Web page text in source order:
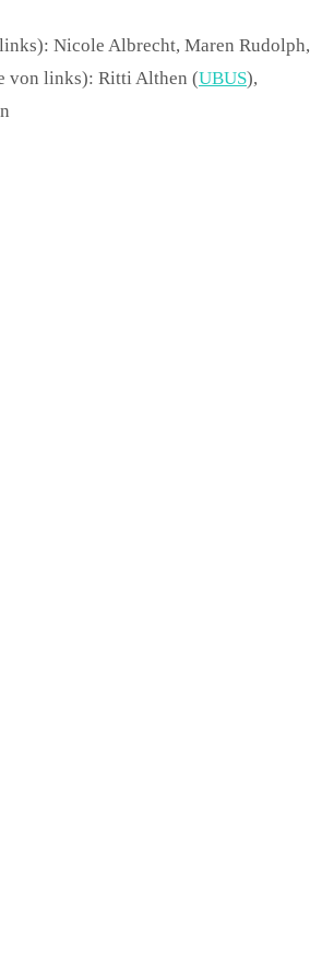
Nicole Albrecht, Maren Rudolph,
von links): Ritti Althen (UBUS),